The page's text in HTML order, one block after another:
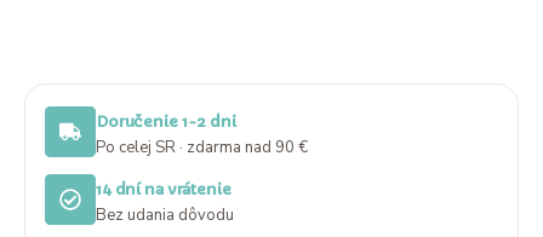
Doručenie 1-2 dni
Po celej SR · zdarma nad 90 €
14 dní na vrátenie
Bez udania dôvodu